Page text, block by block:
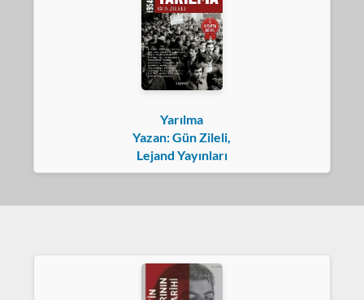
Yarılma
Yazan: Gün Zileli,
Lejand Yayınları